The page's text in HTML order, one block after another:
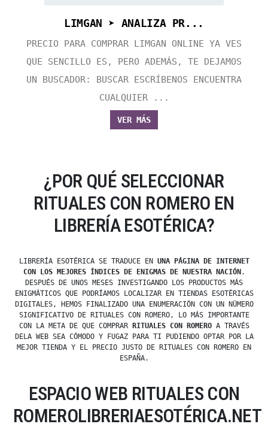
LIMGAN ➤ ANALIZA PR...
PRECIO PARA COMPRAR LIMGAN ONLINE YA VES
QUE SENCILLO ES, PERO ADEMÁS, TE DEJAMOS
UN BUSCADOR: BUSCAR ESCRÍBENOS ENCUENTRA
CUALQUIER ...
VER MÁS
¿POR QUÉ SELECCIONAR
RITUALES CON ROMERO EN
LIBRERÍA ESOTÉRICA?
LIBRERÍA ESOTÉRICA SE TRADUCE EN UNA PÁGINA DE INTERNET
CON LOS MEJORES ÍNDICES DE ENIGMAS DE NUESTRA NACIÓN .
DESPUÉS DE UNOS MESES INVESTIGANDO LOS PRODUCTOS MÁS
ENIGMÁTICOS QUE PODRÍAMOS LOCALIZAR EN TIENDAS ESOTÉRICAS
DIGITALES, HEMOS FINALIZADO UNA ENUMERACIÓN CON UN NÚMERO
SIGNIFICATIVO DE RITUALES CON ROMERO, LO MÁS IMPORTANTE
CON LA META DE QUE COMPRAR
RITUALES CON ROMEROA TRAVÉS
DELA WEB SEA CÓMODO Y FUGAZ PARA TI PUDIENDO OPTAR POR LA
MEJOR TIENDA Y EL PRECIO JUSTO DE RITUALES CON ROMERO EN
ESPAÑA.
ESPACIO WEB RITUALES CON
ROMEROLIBRERIAESOTÉRICA.NET